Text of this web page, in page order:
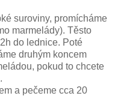
suroviny, promícháme
marmelády). Těsto
2h do lednice. Poté
druhým koncem
pokud to chcete
a pečeme cca 20